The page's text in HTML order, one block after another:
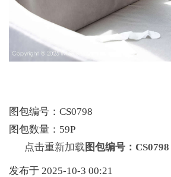
图包编号：CS0798
图包数量：59P
点击重新加载 图包编号：CS0798
发布于 2025-10-3 00:21